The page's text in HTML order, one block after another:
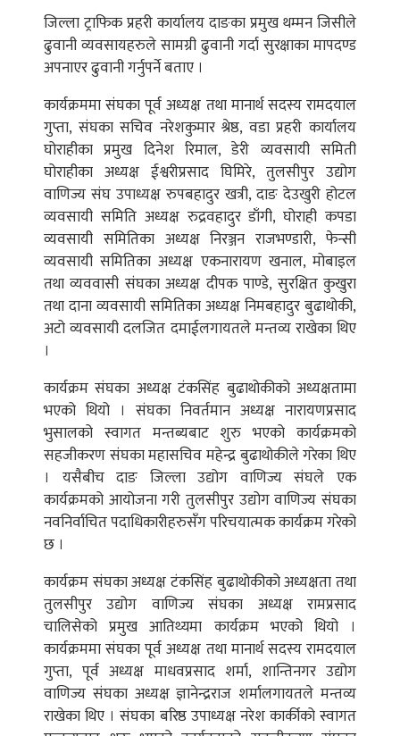
जिल्ला ट्राफिक प्रहरी कार्यालय दाङका प्रमुख थम्मन जिसीले
ढुवानी व्यवसायहरुले सामग्री ढुवानी गर्दा सुरक्षाका मापदण्ड
अपनाएर ढुवानी गर्नुपर्ने बताए ।
कार्यक्रममा संघका पूर्व अध्यक्ष तथा मानार्थ सदस्य रामदयाल
गुप्ता, संघका सचिव नरेशकुमार श्रेष्ठ, वडा प्रहरी कार्यालय
घोराहीका प्रमुख दिनेश रिमाल, डेरी व्यवसायी समिती
घोराहीका अध्यक्ष ईश्वरीप्रसाद घिमिरे, तुलसीपुर उद्योग
वाणिज्य संघ उपाध्यक्ष रुपबहादुर खत्री, दाङ देउखुरी होटल
व्यवसायी समिति अध्यक्ष रुद्रवहादुर डाँगी, घोराही कपडा
व्यवसायी समितिका अध्यक्ष निरञ्जन राजभण्डारी, फेन्सी
व्यवसायी समितिका अध्यक्ष एकनारायण खनाल, मोबाइल
तथा व्यववासी संघका अध्यक्ष दीपक पाण्डे, सुरक्षित कुखुरा
तथा दाना व्यवसायी समितिका अध्यक्ष निमबहादुर बुढाथोकी,
अटो व्यवसायी दलजित दमाईलगायतले मन्तव्य राखेका थिए
।
कार्यक्रम संघका अध्यक्ष टंकसिंह बुढाथोकीको अध्यक्षतामा
भएको थियो । संघका निवर्तमान अध्यक्ष नारायणप्रसाद
भुसालको स्वागत मन्तब्यबाट शुरु भएको कार्यक्रमको
सहजीकरण संघका महासचिव महेन्द्र बुढाथोकीले गरेका थिए
। यसैबीच दाङ जिल्ला उद्योग वाणिज्य संघले एक
कार्यक्रमको आयोजना गरी तुलसीपुर उद्योग वाणिज्य संघका
नवनिर्वाचित पदाधिकारीहरुसँग परिचयात्मक कार्यक्रम गरेको
छ ।
कार्यक्रम संघका अध्यक्ष टंकसिंह बुढाथोकीको अध्यक्षता तथा
तुलसीपुर उद्योग वाणिज्य संघका अध्यक्ष रामप्रसाद
चालिसेको प्रमुख आतिथ्यमा कार्यक्रम भएको थियो ।
कार्यक्रममा संघका पूर्व अध्यक्ष तथा मानार्थ सदस्य रामदयाल
गुप्ता, पूर्व अध्यक्ष माधवप्रसाद शर्मा, शान्तिनगर उद्योग
वाणिज्य संघका अध्यक्ष ज्ञानेन्द्रराज शर्मालगायतले मन्तव्य
राखेका थिए । संघका बरिष्ठ उपाध्यक्ष नरेश कार्कीको स्वागत